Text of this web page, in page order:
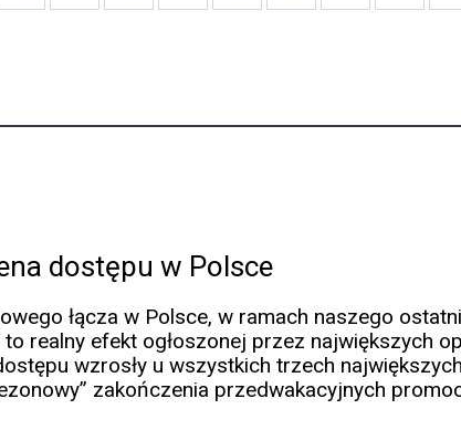
dostępu w Polsce
łącza w Polsce, w ramach naszego
realny efekt ogłoszonej przez największych
wzrosły u wszystkich trzech
zakończenia przedwakacyjnych